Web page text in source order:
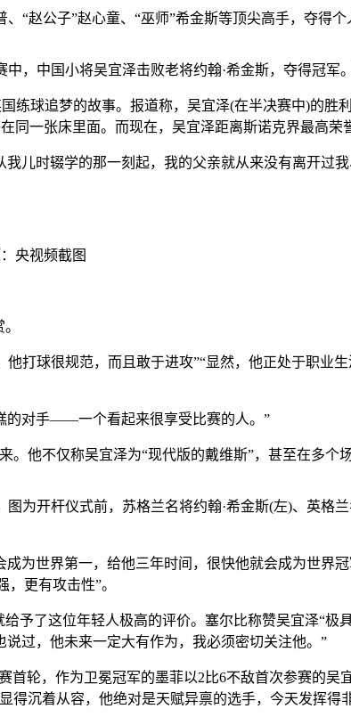
赵公子”赵心童、“巫师”希金斯等顶尖高手，夺得个
，中国小将吴宜泽击败老将约翰·希金斯，夺得冠军
球追梦的故事。报道称，吴宜泽(在半决赛中)的胜
同一张床里面。而现在，吴宜泽距离斯诺克界最高荣
时辍学的那一刻起，我的父亲就从来没有离开过
央视频截图
球很规范，而且敢于进攻”“显然，他正处于职业
对手——一个看起来很享受比赛的人。”
不仅称吴宜泽为“现代版的戴维斯”，甚至在多个场
为开杆仪式前，苏格兰名将约翰·希金斯(左)、英格
世界第一，给他三年时间，很快他就会成为世界
更有攻击性”。
了这位年轻人极高的评价。塞尔比称赞吴宜泽“极
过，他未来一定大有作为，我必须密切关注他。”
轮，作为卫冕冠军的墨菲以2比6不敌首次参赛的吴
得沉着从容，他绝对是天赋异禀的选手，今天发挥得